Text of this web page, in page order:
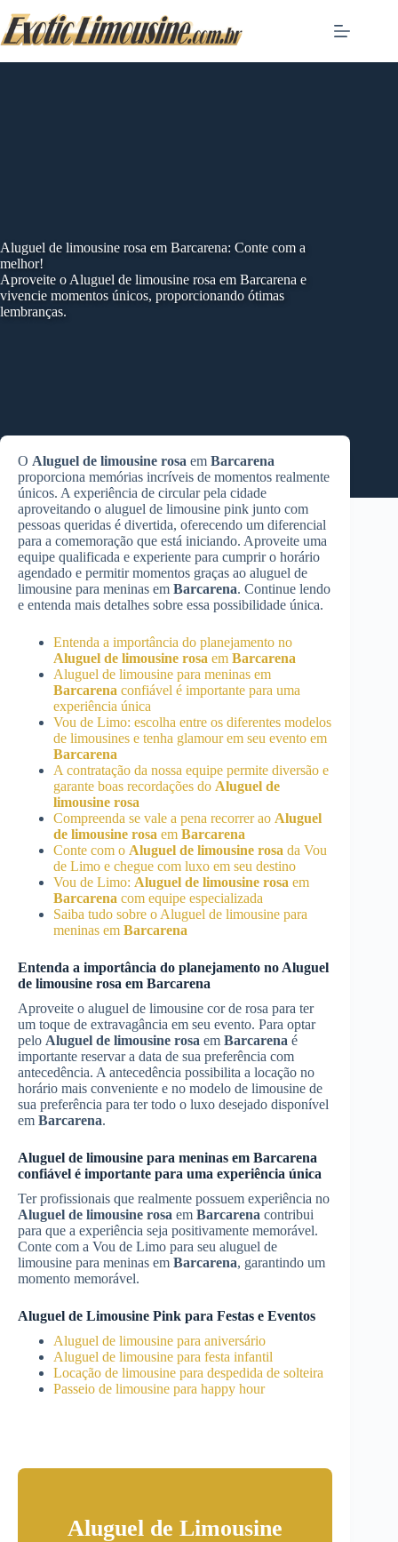
to
content
Aluguel de limousine rosa em Barcarena: Conte com a
melhor!
Aproveite o Aluguel de limousine rosa em Barcarena e
vivencie momentos únicos, proporcionando ótimas
lembranças.
O Aluguel de limousine rosa em Barcarena
proporciona memórias incríveis de momentos realmente
únicos. A experiência de circular pela cidade
aproveitando o aluguel de limousine pink junto com
pessoas queridas é divertida, oferecendo um diferencial
para a comemoração que está iniciando. Aproveite uma
equipe qualificada e experiente para cumprir o horário
agendado e permitir momentos graças ao aluguel de
limousine para meninas em Barcarena. Continue lendo
e entenda mais detalhes sobre essa possibilidade única.
Entenda a importância do planejamento no
Aluguel de limousine rosa em Barcarena
Aluguel de limousine para meninas em
Barcarena confiável é importante para uma
experiência única
Vou de Limo: escolha entre os diferentes modelos
de limousines e tenha glamour em seu evento em
Barcarena
A contratação da nossa equipe permite diversão e
garante boas recordações do Aluguel de
limousine rosa
Compreenda se vale a pena recorrer ao Aluguel
de limousine rosa em Barcarena
Conte com o Aluguel de limousine rosa da Vou
de Limo e chegue com luxo em seu destino
Vou de Limo: Aluguel de limousine rosa em
Barcarena com equipe especializada
Saiba tudo sobre o Aluguel de limousine para
meninas em Barcarena
Entenda a importância do planejamento no Aluguel
de limousine rosa em Barcarena
Aproveite o aluguel de limousine cor de rosa para ter
um toque de extravagância em seu evento. Para optar
pelo Aluguel de limousine rosa em Barcarena é
importante reservar a data de sua preferência com
antecedência. A antecedência possibilita a locação no
horário mais conveniente e no modelo de limousine de
sua preferência para ter todo o luxo desejado disponível
em Barcarena.
Aluguel de limousine para meninas em Barcarena
confiável é importante para uma experiência única
Ter profissionais que realmente possuem experiência no
Aluguel de limousine rosa em Barcarena contribui
para que a experiência seja positivamente memorável.
Conte com a Vou de Limo para seu aluguel de
limousine para meninas em Barcarena, garantindo um
momento memorável.
Aluguel de Limousine Pink para Festas e Eventos
Aluguel de limousine para aniversário
Aluguel de limousine para festa infantil
Locação de limousine para despedida de solteira
Passeio de limousine para happy hour
Aluguel de Limousine